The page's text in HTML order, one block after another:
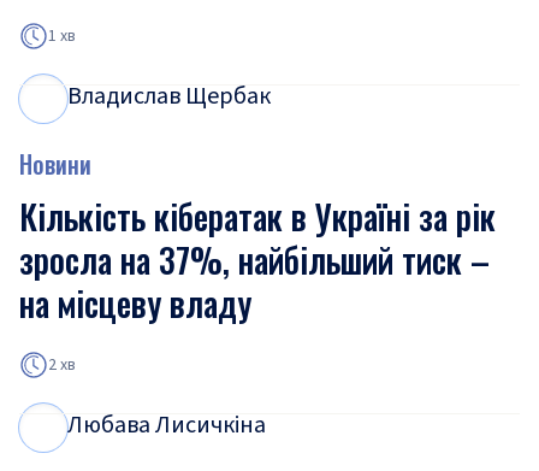
1 хв
Владислав Щербак
Новини
Кількість кібератак в Україні за рік
зросла на 37%, найбільший тиск –
на місцеву владу
2 хв
Любава Лисичкіна